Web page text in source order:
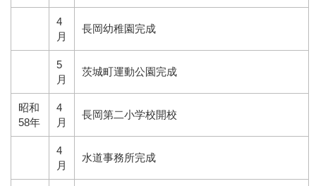
4
月
長岡幼稚園完成
5
月
茨城町運動公園完成
昭和
58年
4
月
長岡第二小学校開校
4
月
水道事務所完成